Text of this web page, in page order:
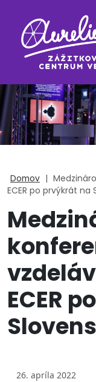
Domov |
ECER po prvýkrát na
ECER
26. apríla 2022